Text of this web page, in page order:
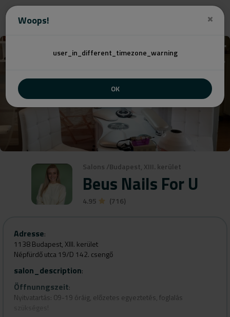
Woops!
user_in_different_timezone_warning
OK
Salons /Budapest, XIII. kerület
Beus Nails For U
4.95 (716)
Adresse:
1138 Budapest, XIII. kerület
Népfürdő utca 19/D 142. csengő
salon_description:
Öffnunngszeit:
Nyitvatartás: 09-19 óráig, előzetes egyeztetés, foglalás